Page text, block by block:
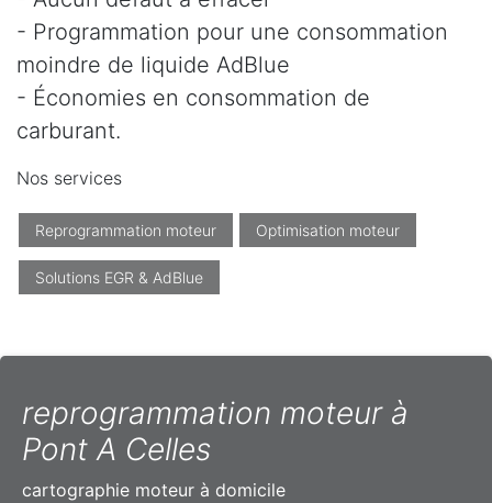
- Programmation pour une consommation
moindre de liquide AdBlue
- Économies en consommation de
carburant.
Nos services
Reprogrammation moteur Optimisation moteur
Solutions EGR & AdBlue
reprogrammation moteur à
Pont A Celles
cartographie moteur à domicile